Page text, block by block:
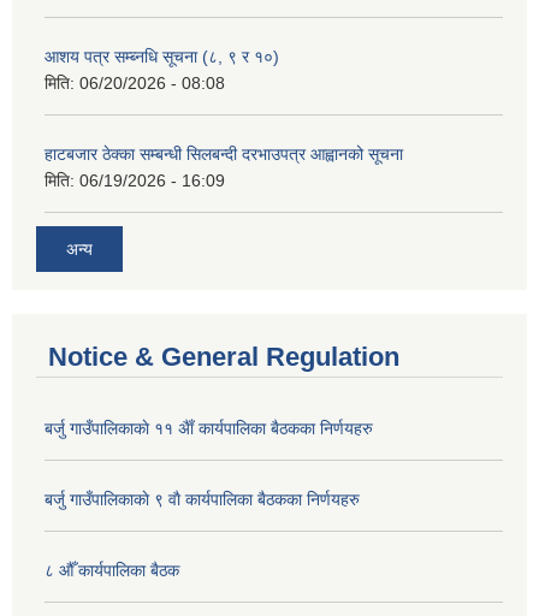
आशय पत्र सम्ब्नधि सूचना (८, ९ र १०)
मिति: 06/20/2026 - 08:08
हाटबजार ठेक्का सम्बन्धी सिलबन्दी दरभाउपत्र आह्वानको सूचना
मिति: 06/19/2026 - 16:09
अन्य
Notice & General Regulation
बर्जु गाउँपालिकाकाे ११ अैाँ कार्यपालिका बैठकका निर्णयहरु
बर्जु गाउँपालिकाकाे ९ वाै‌ कार्यपालिका बैठकका निर्णयहरु
८ औँ कार्यपालिका बैठक